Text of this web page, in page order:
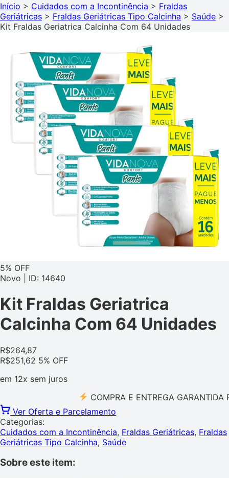
Início > Cuidados com a Incontinência > Fraldas
Geriátricas > Fraldas Geriátricas Tipo Calcinha > Saúde >
Kit Fraldas Geriatrica Calcinha Com 64 Unidades
5% OFF
Novo | ID: 14640
Kit Fraldas Geriatrica
Calcinha Com 64 Unidades
R$264,87
R$251,62 5% OFF
em 12x sem juros
COMPRA E ENTREGA GARANTIDA PELO
Ver Oferta e Parcelamento
Categorias:
Cuidados com a Incontinência, Fraldas Geriátricas, Fraldas
Geriátricas Tipo Calcinha, Saúde
Sobre este item: